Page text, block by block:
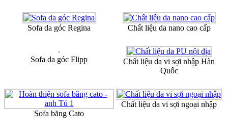
Sofa da góc Regina Chất liệu da nano cao cấp
Sofa da góc Flipp
Chất liệu da vi sợi nhập Hàn
Quốc
Sofa băng Cato
Chất liệu da vi sợi ngoại nhập